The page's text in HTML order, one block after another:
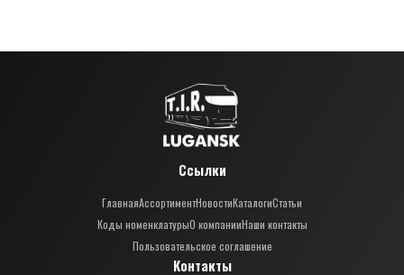
Ссылки
ГлавнаяАссортиментНовостиКаталогиСтатьи
Коды номенклатурыО компанииНаши контакты
Пользовательское соглашение
Контакты